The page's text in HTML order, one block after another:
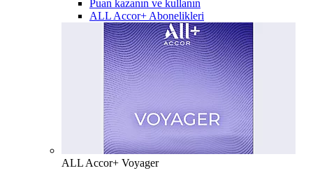
Puan kazanın ve kullanın
ALL Accor+ Abonelikleri
ALL Accor+ Voyager